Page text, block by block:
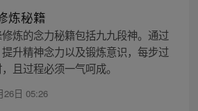
炼秘籍
炼的念力秘籍包括九九段神。通过
升精神念力以及锻炼意识，每步过
且过程必须一气呵成。
26日 05:26